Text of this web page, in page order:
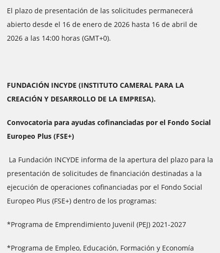
El plazo de presentación de las solicitudes permanecerá
abierto desde el 16 de enero de 2026 hasta 16 de abril de
2026 a las 14:00 horas (GMT+0).
FUNDACIÓN INCYDE (INSTITUTO CAMERAL PARA LA
CREACIÓN Y DESARROLLO DE LA EMPRESA).
Convocatoria para ayudas cofinanciadas por el Fondo Social
Europeo Plus (FSE+)
La Fundación INCYDE informa de la apertura del plazo para la
presentación de solicitudes de financiación destinadas a la
ejecución de operaciones cofinanciadas por el Fondo Social
Europeo Plus (FSE+) dentro de los programas:
*Programa de Emprendimiento Juvenil (PEJ) 2021-2027
*Programa de Empleo, Educación, Formación y Economía